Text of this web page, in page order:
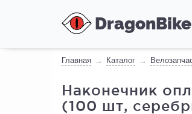
DragonBike
Главная Каталог
Наконечник
(100 шт,